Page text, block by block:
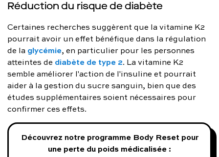
Réduction du risque de diabète
Certaines recherches suggèrent que la vitamine K2
pourrait avoir un effet bénéfique dans la régulation
de la glycémie, en particulier pour les personnes
atteintes de diabète de type 2. La vitamine K2
semble améliorer l'action de l'insuline et pourrait
aider à la gestion du sucre sanguin, bien que des
études supplémentaires soient nécessaires pour
confirmer ces effets.
Découvrez notre programme Body Reset pour
une perte du poids médicalisée :